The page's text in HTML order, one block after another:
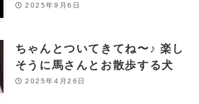
2025年9月6日
ちゃんとついてきてね〜♪ 楽し
そうに馬さんとお散歩する犬
2025年4月26日